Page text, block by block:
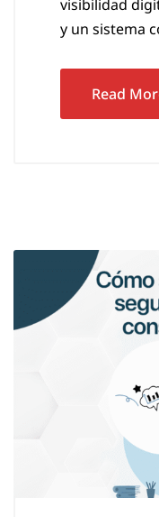
visibilidad
y un sistema
Read